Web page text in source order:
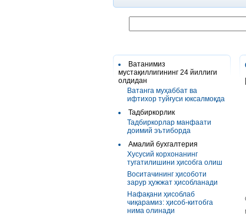
Ватанимиз
мустақиллигининг 24 йиллиги
олдидан
Ватанга муҳаббат ва
ифтихор туйғуси юксалмоқда
Тадбиркорлик
Тадбиркорлар манфаати
доимий эътиборда
Амалий бухгалтерия
Хусусий корхонанинг
тугатилишини ҳисобга олиш
Воситачининг ҳисоботи
зарур ҳужжат ҳисобланади
Нафақани ҳисоблаб
чиқарамиз: ҳисоб-китобга
нима олинади